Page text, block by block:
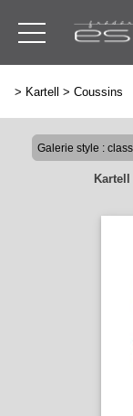
> Kartell > Coussins
Kartell